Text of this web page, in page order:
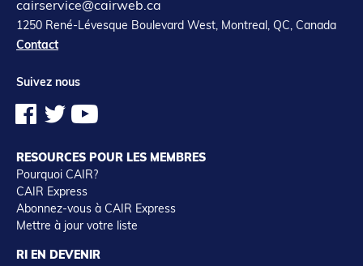
cairservice@cairweb.ca
1250 René-Lévesque Boulevard West, Montreal, QC, Canada
Contact
Suivez nous
RESOURCES POUR LES MEMBRES
Pourquoi CAIR?
CAIR Express
Abonnez-vous à CAIR Express
Mettre à jour votre liste
RI EN DEVENIR